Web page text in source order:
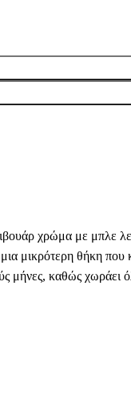
χρώμα με μπλε
μικρότερη θήκη που
μήνες, καθώς χωράει